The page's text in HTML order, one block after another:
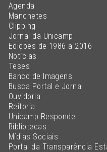
Agenda
Manchetes
Clipping
Jornal da Unicamp
Edições de 1986 a 2016
Notícias
Teses
Banco de Imagens
Busca Portal e Jornal
Ouvidoria
Reitoria
Unicamp Responde
Bibliotecas
Mídias Sociais
Portal da Transparência